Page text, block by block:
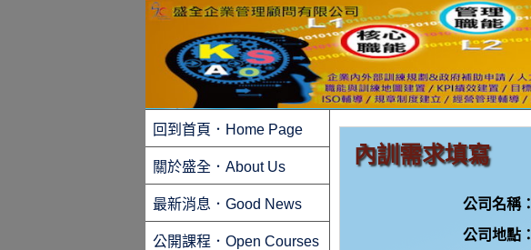
回到首頁．Home Page
關於盛全．About Us
最新消息．Good News
公開課程．Open Courses
內訓需求填寫
公司名稱：
公司地點：